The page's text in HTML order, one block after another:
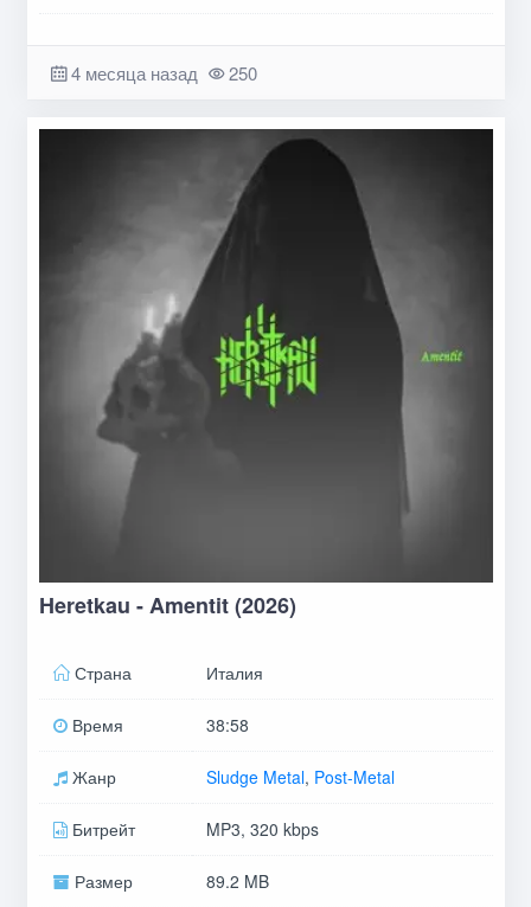
4 месяца назад 250
Heretkau - Amentit (2026)
Страна Италия
Время 38:58
Жанр Sludge Metal, Post-Metal
Битрейт MP3, 320 kbps
Размер 89.2 MB